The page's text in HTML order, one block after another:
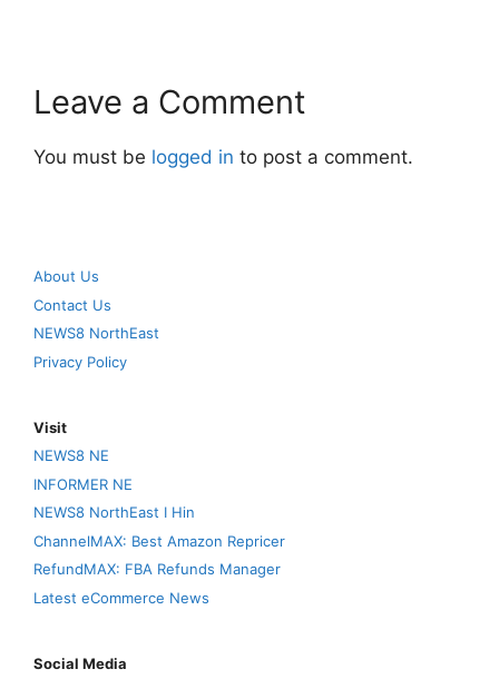
Leave a Comment
You must be logged in to post a comment.
About Us
Contact Us
NEWS8 NorthEast
Privacy Policy
Visit
NEWS8 NE
INFORMER NE
NEWS8 NorthEast I Hin
ChannelMAX: Best Amazon Repricer
RefundMAX: FBA Refunds Manager
Latest eCommerce News
Social Media